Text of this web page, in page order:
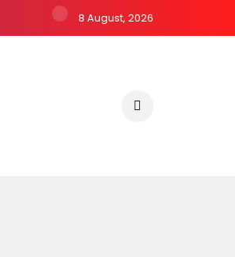
8 August, 2026